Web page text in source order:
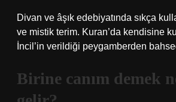
Divan ve âşık edebiyatında sıkça
ve mistik terim. Kuran’da kendisine
İncil’in verildiği peygamberden
Birine canım demek